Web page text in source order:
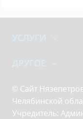
УСЛУГИ
ДРУГОЕ
© Сайт
Челябинской
Учредитель: